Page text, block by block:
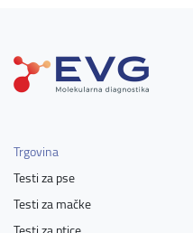
Trgovina
Testi za pse
Testi za mačke